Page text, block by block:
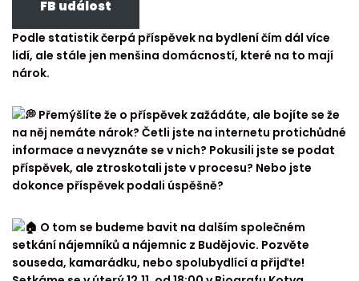
FB událost
Podle statistik čerpá příspěvek na bydlení čím dál více
lidí, ale stále jen menšina domácností, které na to mají
nárok.
Přemýšlíte že o příspěvek zažádáte, ale bojíte se že
na něj nemáte nárok? Četli jste na internetu protichůdné
informace a nevyznáte se v nich? Pokusili jste se podat
příspěvek, ale ztroskotali jste v procesu? Nebo jste
dokonce příspěvek podali úspěšně?
O tom se budeme bavit na dalším společném
setkání nájemníků a nájemnic z Budějovic. Pozvěte
souseda, kamarádku, nebo spolubydlící a přijďte!